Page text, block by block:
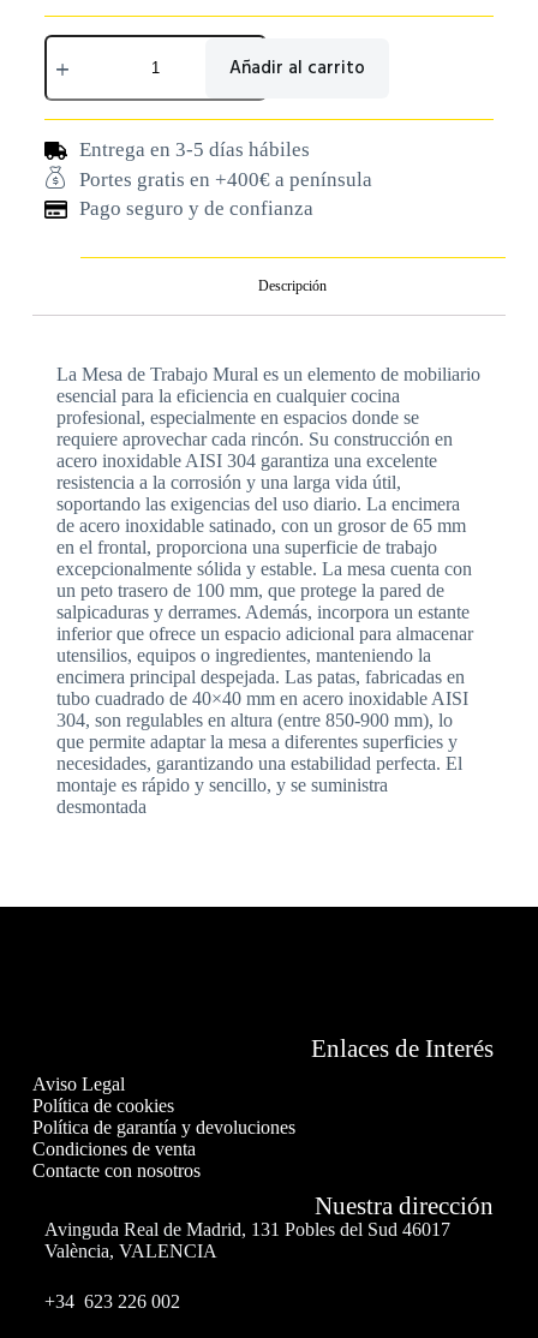
Añadir al carrito
Entrega en 3-5 días hábiles
Portes gratis en +400€ a península
Pago seguro y de confianza
Descripción
La Mesa de Trabajo Mural es un elemento de mobiliario
esencial para la eficiencia en cualquier cocina
profesional, especialmente en espacios donde se
requiere aprovechar cada rincón. Su construcción en
acero inoxidable AISI 304 garantiza una excelente
resistencia a la corrosión y una larga vida útil,
soportando las exigencias del uso diario. La encimera
de acero inoxidable satinado, con un grosor de 65 mm
en el frontal, proporciona una superficie de trabajo
excepcionalmente sólida y estable. La mesa cuenta con
un peto trasero de 100 mm, que protege la pared de
salpicaduras y derrames. Además, incorpora un estante
inferior que ofrece un espacio adicional para almacenar
utensilios, equipos o ingredientes, manteniendo la
encimera principal despejada. Las patas, fabricadas en
tubo cuadrado de 40×40 mm en acero inoxidable AISI
304, son regulables en altura (entre 850-900 mm), lo
que permite adaptar la mesa a diferentes superficies y
necesidades, garantizando una estabilidad perfecta. El
montaje es rápido y sencillo, y se suministra
desmontada
Enlaces de Interés
Aviso Legal
Política de cookies
Política de garantía y devoluciones
Condiciones de venta
Contacte con nosotros
Nuestra dirección
Avinguda Real de Madrid, 131 Pobles del Sud 46017
València, VALENCIA
+34 623 226 002